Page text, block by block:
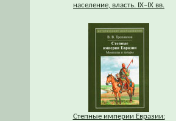
население, власть. IХ–IХ вв.
Степные империи Евразии: